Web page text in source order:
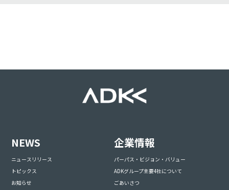
NEWS
ニュースリリース
トピックス
お知らせ
企業情報
パーパス・ビジョン・バリュー
ADKグループ主要4社について
ごあいさつ